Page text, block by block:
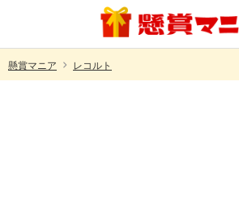
懸賞マニア
レコルト